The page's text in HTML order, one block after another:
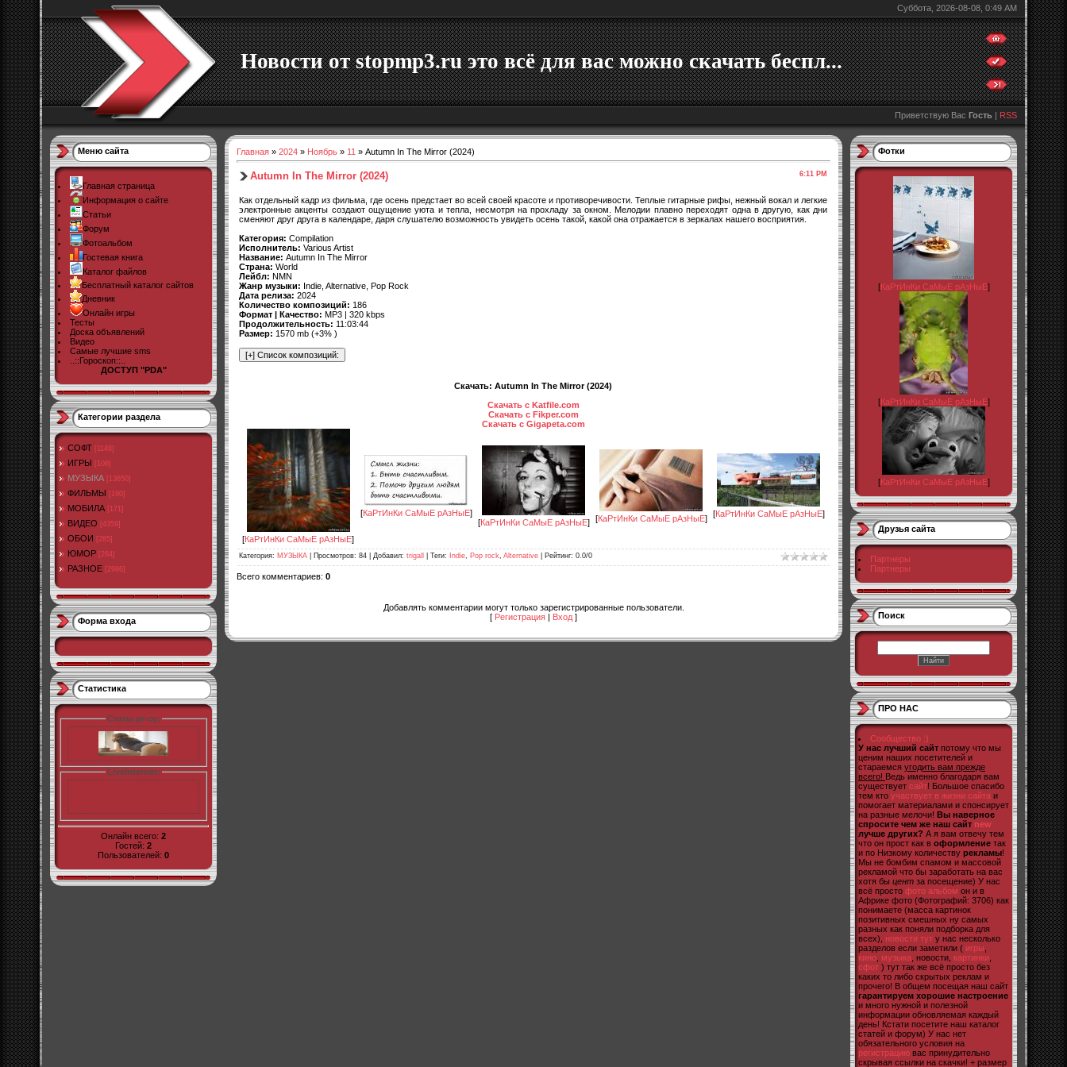
Суббота, 2026-08-08, 0:49 AM
Новости от stopmp3.ru это всё для вас можно скачать беспл...
Приветствую Вас Гость | RSS
Меню сайта
Главная страница
Информация о сайте
Статьи
Форум
Фотоальбом
Гостевая книга
Каталог файлов
Бесплатный каталог сайтов
Дневник
Онлайн игры
Тесты
Доска объявлений
Видео
Самые лучшие sms
..::Гороскоп::..
ДОСТУП "PDA"
Категории раздела
СОФТ [1148]
ИГРЫ [106]
МУЗЫКА [13650]
ФИЛЬМЫ [190]
МОБИЛА [171]
ВИДЕО [4359]
ОБОИ [285]
ЮМОР [264]
РАЗНОЕ [2986]
Форма входа
Статистика
Статы pr-cy:
LiveInternet:
Онлайн всего: 2
Гостей: 2
Пользователей: 0
Главная » 2024 » Ноябрь » 11 » Autumn In The Mirror (2024)
6:11 PM
Autumn In The Mirror (2024)
Как отдельный кадр из фильма, где осень предстает во всей своей красоте и противоречивости. Теплые гитарные рифы, нежный вокал и легкие
электронные акценты создают ощущение уюта и тепла, несмотря на прохладу за окном. Мелодии плавно переходят одна в другую, как дни
сменяют друг друга в календаре, даря слушателю возможность увидеть осень такой, какой она отражается в зеркалах нашего восприятия.
Категория: Compilation
Исполнитель: Various Artist
Название: Autumn In The Mirror
Страна: World
Лейбл: NMN
Жанр музыки: Indie, Alternative, Pop Rock
Дата релиза: 2024
Количество композиций: 186
Формат | Качество: MP3 | 320 kbps
Продолжительность: 11:03:44
Размер: 1570 mb (+3% )
Скачать: Autumn In The Mirror (2024)
Скачать с Katfile.com
Скачать с Fikper.com
Скачать с Gigapeta.com
[КаРтИнКи СаМыЕ рАзНыЕ]
[КаРтИнКи СаМыЕ рАзНыЕ]
[КаРтИнКи СаМыЕ рАзНыЕ] [КаРтИнКи СаМыЕ рАзНыЕ] [КаРтИнКи СаМыЕ рАзНыЕ]
Категория: МУЗЫКА Просмотров: 84 | Добавил: trigall Теги: Indie Pop rock Alternative Рейтинг: 0.0/0
Всего комментариев: 0
Добавлять комментарии могут только зарегистрированные пользователи.
[ Регистрация | Вход ]
Фотки
[КаРтИнКи СаМыЕ рАзНыЕ]
[КаРтИнКи СаМыЕ рАзНыЕ]
[КаРтИнКи СаМыЕ рАзНыЕ]
Друзья сайта
Партнеры
Партнеры
Поиск
ПРО НАС
Сообщество :)
У нас лучший сайт потому что мы
ценим наших посетителей и
стараемся угодить вам прежде
всего! Ведь именно благодаря вам
существует сайт! Большое спасибо
тем кто участвует в жизни сайта и
помогает материалами и спонсирует
на разные мелочи! Вы наверное
спросите чем же наш сайт new
лучше других? А я вам отвечу тем
что он прост как в оформление так
и по Низкому количеству рекламы!
Мы не бомбим спамом и массовой
рекламой что бы заработать на вас
хотя бы цент за посещение) У нас
всё просто фото альбом он и в
Африке фото (Фотографий: 3706) как
понимаете (масса картинок
позитивных смешных ну самых
разных как поняли подборка для
всех), новости тут у нас несколько
разделов если заметили ( игры
кино музыка , новости, картинки
сфот ) тут так же всё просто без
каких то либо скрытых реклам и
прочего! В общем посещая наш сайт
гарантируем хорошие настроение
и много нужной и полезной
информации обновляемая каждый
день! Кстати посетите наш каталог
статей и форум) У нас нет
обязательного условия на
регистрацию вас принудительно
скрывая ссылки на скачки! + размер